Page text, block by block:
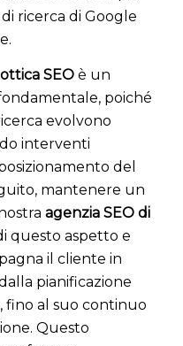
ricerca di Google
SEOè un
poiché
evolvono
interventi
del
mantenere un
agenzia SEO di
questo aspetto e
il cliente in
pianificazione
fino al suo continuo
Questo